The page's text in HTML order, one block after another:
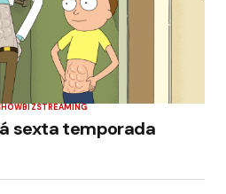
STREAMING
sexta temporada